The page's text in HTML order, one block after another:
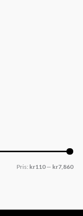
Pris: kr110— kr7,860